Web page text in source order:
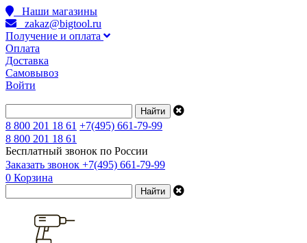
Наши магазины
zakaz@bigtool.ru
Получение и оплата
Оплата
Доставка
Самовывоз
Войти
8 800 201 18 61 +7(495) 661-79-99
8 800 201 18 61
Бесплатный звонок по России
Заказать звонок +7(495) 661-79-99
0 Корзина